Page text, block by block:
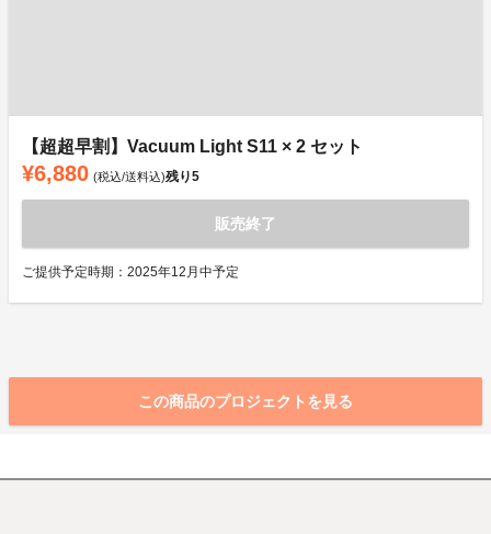
【超超早割】Vacuum Light S11 × 2 セット
¥6,880 (税込/送料込)残り5
販売終了
ご提供予定時期：2025年12月中予定
この商品のプロジェクトを見る